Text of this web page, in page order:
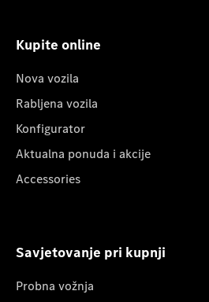
Kupite online
Nova vozila
Rabljena vozila
Konfigurator
Aktualna ponuda i akcije
Accessories
Savjetovanje pri kupnji
Probna vožnja